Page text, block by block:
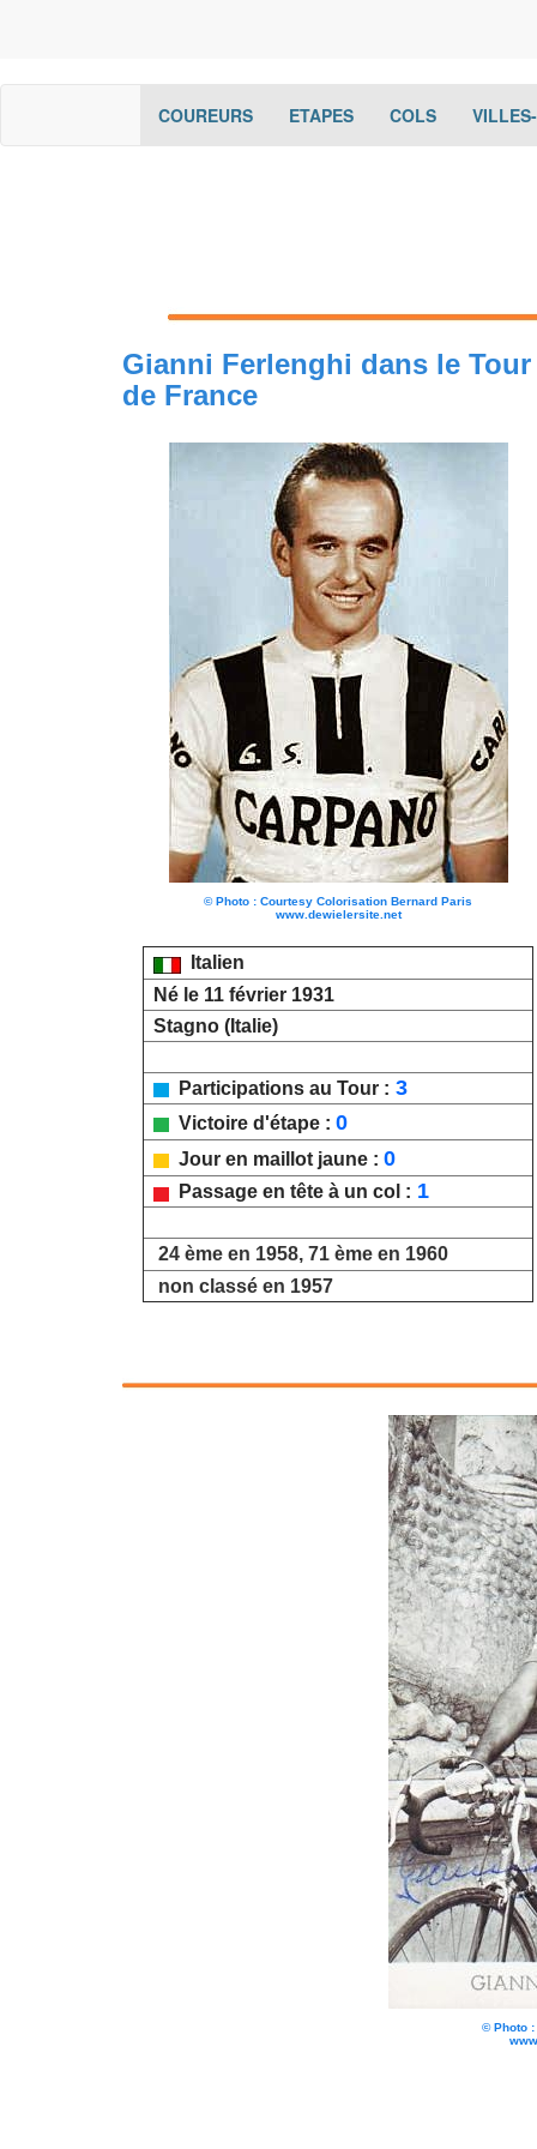
COUREURS(current)ETAPES(current)
COLS(current)
Gianni Ferlenghi dans le Tour
de France
© Photo : Courtesy Colorisation Bernard Paris
www.dewielersite.net
Italien
Né le 11 février 1931
Stagno (Italie)
Participations au Tour : 3
Victoire d'étape : 0
Jour en maillot jaune : 0
Passage en tête à un col : 1
24 ème en 1958, 71 ème en 1960
non classé en 1957
© Photo :